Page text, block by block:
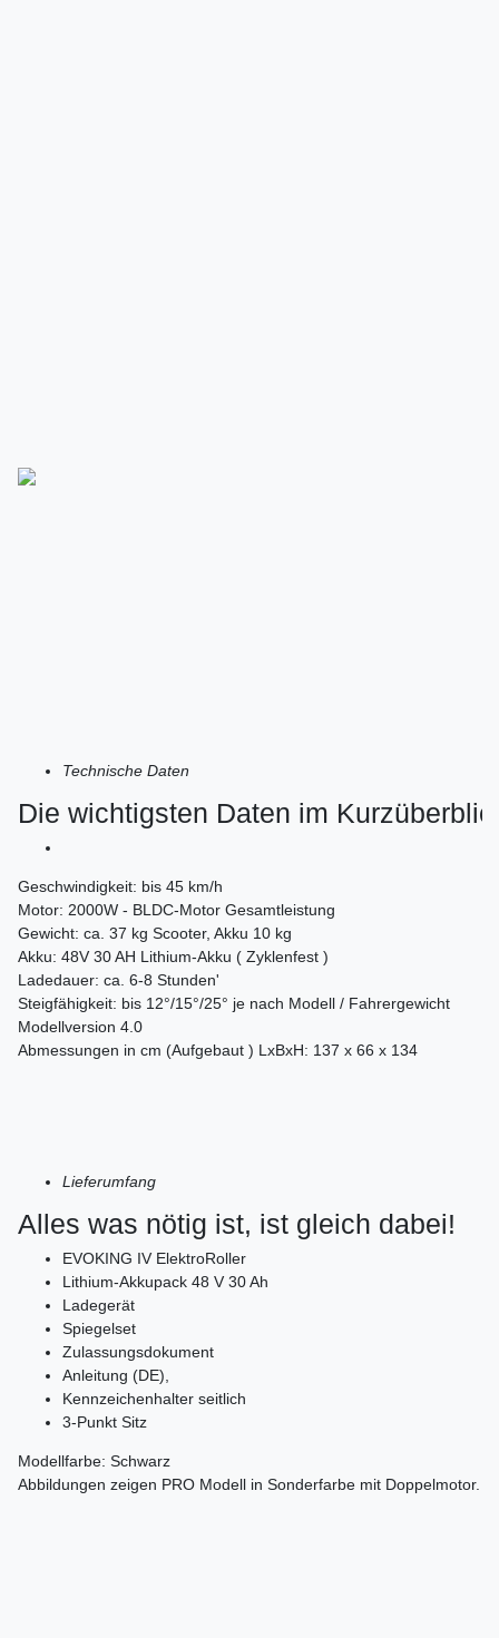
Technische Daten
Die wichtigsten Daten im
Geschwindigkeit: bis 45 km/h
Motor: 2000W - BLDC-Motor Gesamtleistung
Gewicht: ca. 37 kg Scooter, Akku 10 kg
Akku: 48V 30 AH Lithium-Akku ( Zyklenfest )
Ladedauer: ca. 6-8 Stunden'
Steigfähigkeit: bis 12°/15°/25° je nach Modell / Fahrergewicht
Modellversion 4.0
Abmessungen in cm (Aufgebaut ) LxBxH: 137 x 66 x 134
Lieferumfang
Alles was nötig ist, ist gleich dabei!
EVOKING IV ElektroRoller
Lithium-Akkupack 48 V 30 Ah
Ladegerät
Spiegelset
Zulassungsdokument
Anleitung (DE),
Kennzeichenhalter seitlich
3-Punkt Sitz
Modellfarbe: Schwarz
Abbildungen zeigen PRO Modell in Sonderfarbe mit Doppelmotor.